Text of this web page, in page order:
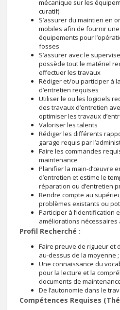
mécanique sur les
curatif)
S’assurer du maintien en
mobiles afin de fournir
équipements pour
fosses
S’assurer avec le
possède tout le matériel
effectuer les travaux
Rédiger et/ou participer à
d’entretien requises
Utiliser le ou les logiciels
des travaux d’entretien
optimiser les travaux
Valoriser les talents
Rédiger les différents
garage requis par
Faire les commandes
maintenance
Planifier la main-d’œuvre
d’entretien et estime le
réparation ou d’entretien
Rendre compte au
problèmes existants ou
Participer à l’identification
améliorations nécessaires
Profil Recherché :
Faire preuve de rigueur et
au-dessus de la moyenne ;
Une connaissance du
pour la lecture et la
documents de
De l’autonomie dans le
Compétences Requises